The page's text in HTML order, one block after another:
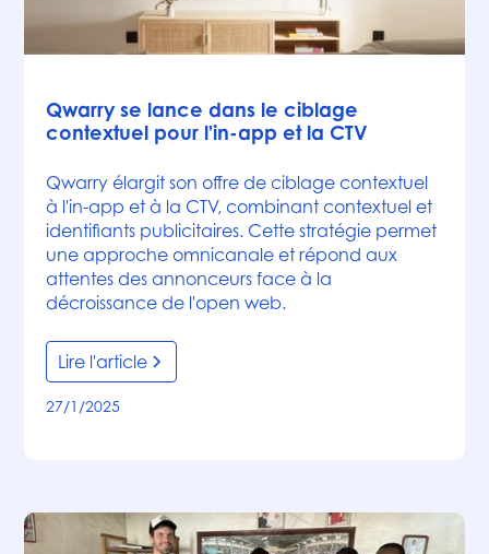
Qwarry se lance dans le ciblage
contextuel pour l'in-app et la CTV
Qwarry élargit son offre de ciblage contextuel
à l'in-app et à la CTV, combinant contextuel et
identifiants publicitaires. Cette stratégie permet
une approche omnicanale et répond aux
attentes des annonceurs face à la
décroissance de l'open web.
Lire l'article
27/1/2025